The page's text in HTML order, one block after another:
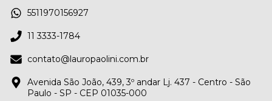
5511970156927
11 3333-1784
contato@lauropaolini.com.br
Avenida São João, 439, 3º andar Lj. 437 - Centro - São
Paulo - SP - CEP 01035-000